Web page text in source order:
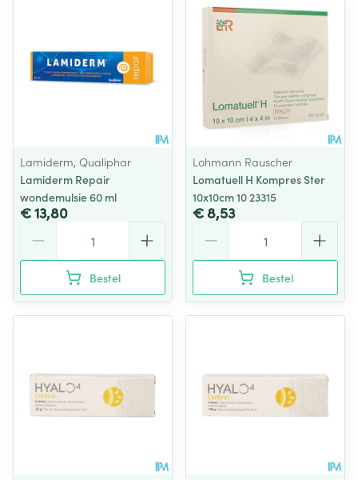
Lamiderm, Qualiphar
Lamiderm Repair
wondemulsie 60 ml
€ 13,80
Bestel
Lohmann Rauscher
Lomatuell H Kompres Ster
10x10cm 10 23315
€ 8,53
Bestel